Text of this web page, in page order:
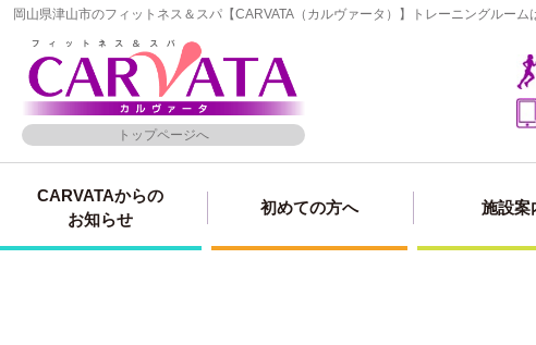
岡山県津山市のフィットネス＆スパ【CARVATA（カルヴァータ）】トレーニングルー
トップページへ
CARVATAからの
お知らせ
初めての方へ 施設案